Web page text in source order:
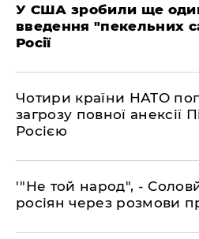
​У США зробили ще
введення "пекельних
Росії
​Чотири країни НАТО
загрозу повної анексії
Росією
​'"Не той народ", -
росіян через розмови